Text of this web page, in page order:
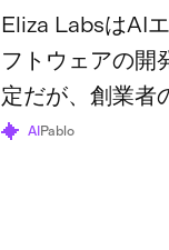
Eliza LabsはAI
フトウェアの開
定だが、創業者
ルターズ氏は、
AI Pablo